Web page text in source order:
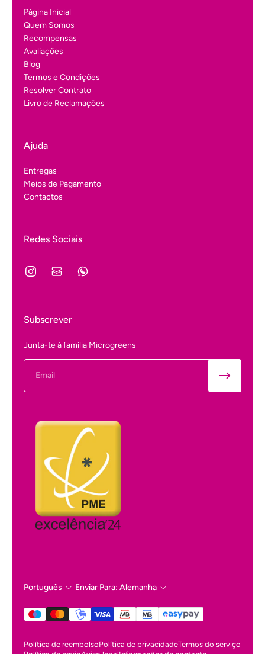
Página Inicial
Quem Somos
Recompensas
Avaliações
Blog
Termos e Condições
Resolver Contrato
Livro de Reclamações
Ajuda
Entregas
Meios de Pagamento
Contactos
Redes Sociais
Subscrever
Junta-te à família Microgreens
Português Enviar Para: Alemanha
Política de reembolsoPolítica de privacidadeTermos do serviço